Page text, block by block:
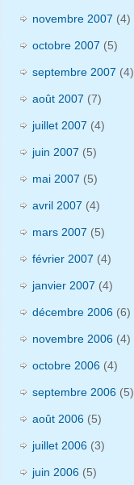
novembre 2007 (4)
octobre 2007 (5)
septembre 2007 (4)
août 2007 (7)
juillet 2007 (4)
juin 2007 (5)
mai 2007 (5)
avril 2007 (4)
mars 2007 (5)
février 2007 (4)
janvier 2007 (4)
décembre 2006 (6)
novembre 2006 (4)
octobre 2006 (4)
septembre 2006 (5)
août 2006 (5)
juillet 2006 (3)
juin 2006 (5)